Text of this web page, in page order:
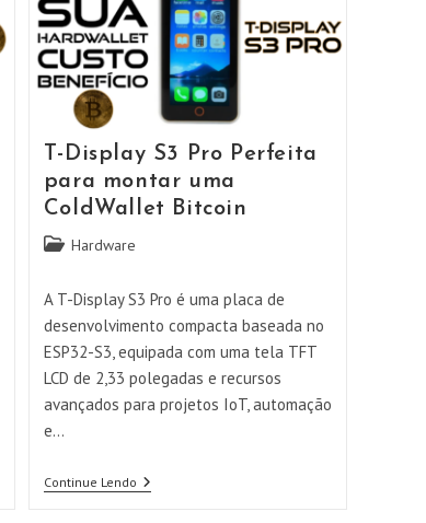
T-Display S3 Pro Perfeita
para montar uma
ColdWallet Bitcoin
Categoria
post:
Hardware
A T-Display S3 Pro é uma placa de
desenvolvimento compacta baseada no
ESP32-S3, equipada com uma tela TFT
LCD de 2,33 polegadas e recursos
avançados para projetos IoT, automação
e…
Continue LendoT-